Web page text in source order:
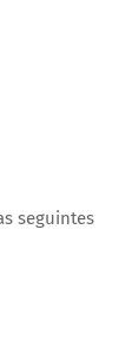
seguintes